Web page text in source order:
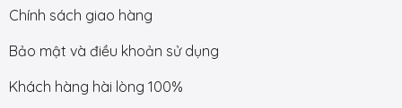
Chính sách giao hàng
Bảo mật và điều khoản sử dụng
Khách hàng hài lòng 100%